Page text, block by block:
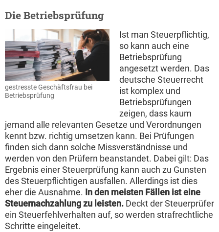
Die Betriebsprüfung
gestresste Geschäftsfrau bei
Betriebsprüfung
Ist man Steuerpflichtig,
so kann auch eine
Betriebsprüfung
angesetzt werden. Das
deutsche Steuerrecht
ist komplex und
Betriebsprüfungen
zeigen, dass kaum
jemand alle relevanten Gesetze und Verordnungen
kennt bzw. richtig umsetzen kann. Bei Prüfungen
finden sich dann solche Missverständnisse und
werden von den Prüfern beanstandet. Dabei gilt: Das
Ergebnis einer Steuerprüfung kann auch zu Gunsten
des Steuerpflichtigen ausfallen. Allerdings ist dies
eher die Ausnahme. In den meisten Fällen ist eine
Steuernachzahlung zu leisten. Deckt der Steuerprüfer
ein Steuerfehlverhalten auf, so werden strafrechtliche
Schritte eingeleitet.